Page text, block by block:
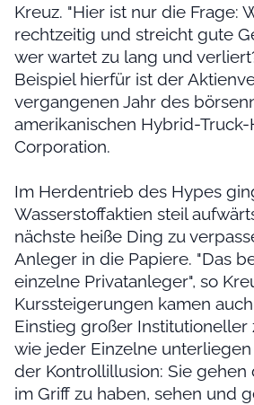
Kreuz. "Hier ist nur die Frage:
rechtzeitig und streicht gute
wer wartet zu lang und
Beispiel hierfür ist der
vergangenen Jahr des
amerikanischen Hybrid-
Corporation.
Im Herdentrieb des Hypes
Wasserstoffaktien steil
nächste heiße Ding zu
Anleger in die Papiere. "Das
einzelne Privatanleger", so
Kurssteigerungen kamen
Einstieg großer Institutioneller
wie jeder Einzelne
der Kontrollillusion: Sie gehen
im Griff zu haben, sehen und